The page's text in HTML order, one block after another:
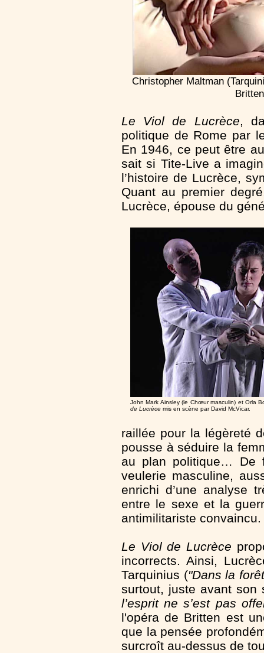
Christopher Maltman
Le Viol de Lucrèce,
politique de Rome par
En 1946, ce peut être
sait si Tite-Live a
l’histoire de Lucrèce,
Quant au premier
Lucrèce, épouse du
John Mark Ainsley (le Chœur masculin) et Orla
de Lucrèce mis en scène par David McVicar.
raillée pour la légèreté
pousse à séduire la
au plan politique… De
veulerie masculine,
enrichi d’une analyse
entre le sexe et la
antimilitariste convaincu.
Le Viol de Lucrèce
incorrects. Ainsi,
Tarquinius ("Dans la
surtout, juste avant
l’esprit ne s’est pas
l'opéra de Britten est
que la pensée
surcroît au-dessus de